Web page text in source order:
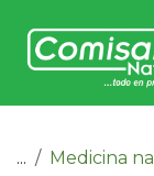
... Medicina